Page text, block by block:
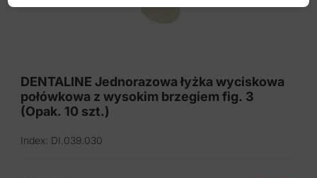
DENTALINE Jednorazowa łyżka wyciskowa
połówkowa z wysokim brzegiem fig. 3
(Opak. 10 szt.)
Index: DI.039.030